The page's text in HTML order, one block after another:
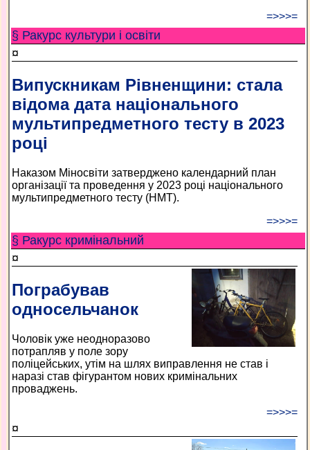
=>>>=
§ Ракурс культури і освіти
¤
Випускникам Рівненщини: стала
відома дата національного
мультипредметного тесту в 2023
році
Наказом Міносвіти затверджено календарний план
організації та проведення у 2023 році національного
мультипредметного тесту (НМТ).
=>>>=
§ Ракурс кримінальний
¤
Пограбував
односельчанок
Чоловік уже неодноразово
потрапляв у поле зору
поліцейських, утім на шлях виправлення не став і
наразі став фігурантом нових кримінальних
проваджень.
=>>>=
¤